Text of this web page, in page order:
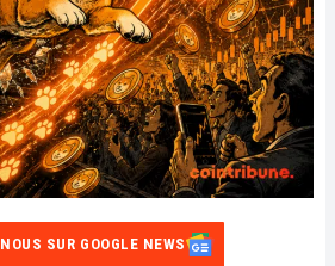
SUR GOOGLE NEWS